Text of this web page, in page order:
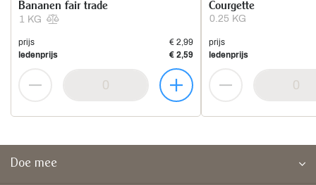
1 KG
Bananen fair trade
prijs
€ 2,99
ledenprijs
€ 2,59
0.25 KG
Courgette
prijs
ledenprijs
Doe mee